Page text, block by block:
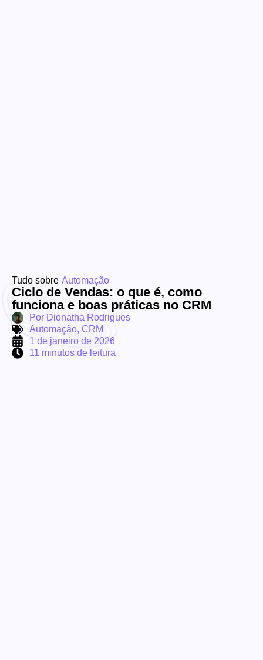
Tudo sobre Automação
Ciclo de Vendas: o que é, como
funciona e boas práticas no CRM
Por Dionatha Rodrigues
Automação, CRM
1 de janeiro de 2026
11 minutos de leitura